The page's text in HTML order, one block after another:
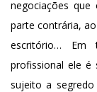
negociações
parte contrária,
escritório… Em
profissional ele é
sujeito a